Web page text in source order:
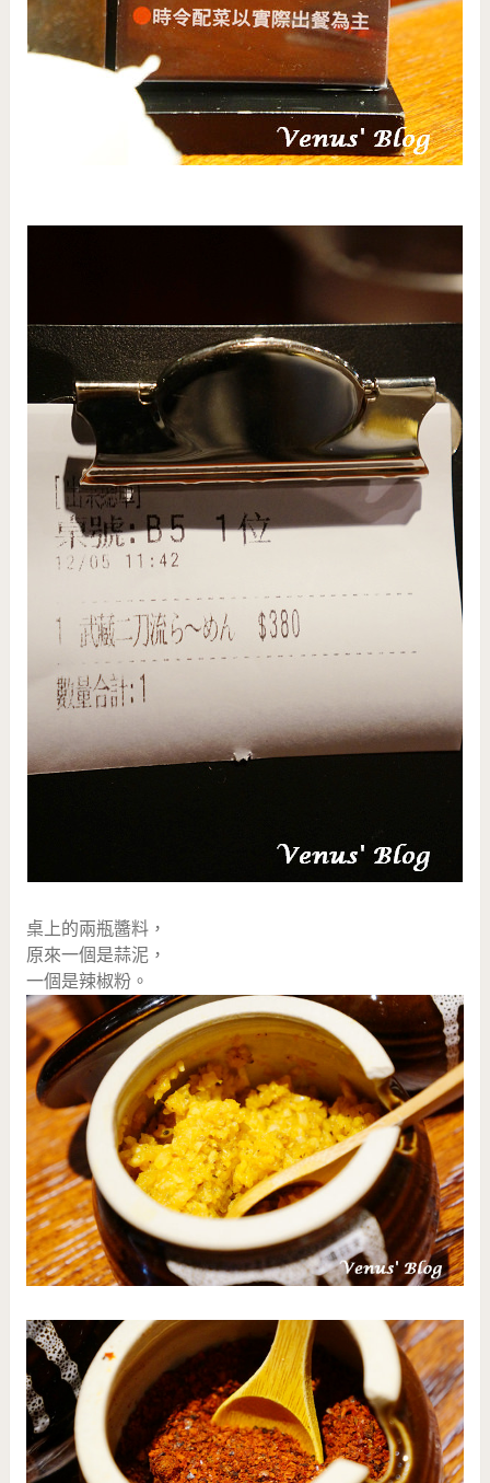
桌上的兩瓶醬料，
原來一個是蒜泥，
一個是辣椒粉。